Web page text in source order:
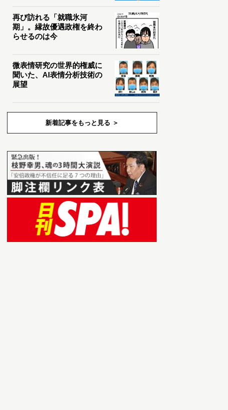
再び訪れる「就職氷河
期」。縁故優遇政権を終わ
らせるのは今
微表情研究の世界的権威に
聞いた、AI表情分析技術の
展望
新着記事をもっと見る